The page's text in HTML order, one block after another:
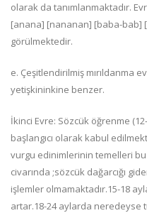
olarak da tanımlanmaktadır.
[anana] [nananan] [baba-bab]
görülmektedir.
e. Çeşitlendirilmiş mırıldanma
yetişkininkine benzer.
İkinci Evre: Sözcük öğrenme
başlangıcı olarak kabul
vurgu edinimlerinin temelleri bu
civarında ;sözcük dağarcığı
işlemler olmamaktadır.15-18
artar.18-24 aylarda neredeyse